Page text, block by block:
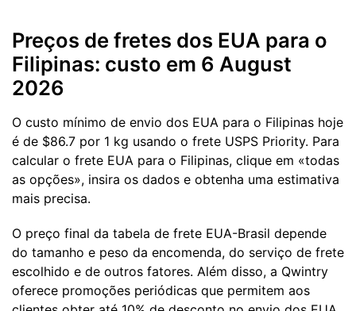
Preços de fretes dos EUA para o
Filipinas: custo em 6 August
2026
O custo mínimo de envio dos EUA para o Filipinas hoje
é de $86.7 por 1 kg usando o frete USPS Priority. Para
calcular o frete EUA para o Filipinas, clique em «todas
as opções», insira os dados e obtenha uma estimativa
mais precisa.
O preço final da tabela de frete EUA-Brasil depende
do tamanho e peso da encomenda, do serviço de frete
escolhido e de outros fatores. Além disso, a Qwintry
oferece promoções periódicas que permitem aos